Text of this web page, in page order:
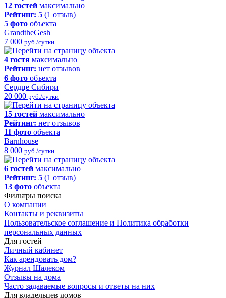
12 гостей максимально
Рейтинг: 5 (1 отзыв)
5 фото объекта
GrandtheGesh
7 000 руб./сутки
4 гостя максимально
Рейтинг: нет отзывов
6 фото объекта
Сердце Сибири
20 000 руб./сутки
15 гостей максимально
Рейтинг: нет отзывов
11 фото объекта
Barnhouse
8 000 руб./сутки
6 гостей максимально
Рейтинг: 5 (1 отзыв)
13 фото объекта
Фильтры поиска
О компании
Контакты и реквизиты
Пользовательское соглашение и Политика обработки
персональных данных
Для гостей
Личный кабинет
Как арендовать дом?
Журнал Шалеком
Отзывы на дома
Часто задаваемые вопросы и ответы на них
Для владельцев домов